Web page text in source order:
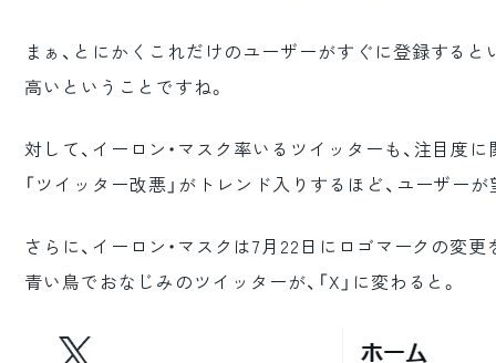
まぁ、とにかくこれだけのユーザーがすぐに登録する
高いということですね。
対して、イーロン・マスク率いるツイッターも、注目度
「ツイッター改悪」がトレンド入りするほど、ユーザー
さらに、イーロン・マスクは7月22日にロゴマークの変更
青い鳥でおなじみのツイッターが、「X」に変わると。